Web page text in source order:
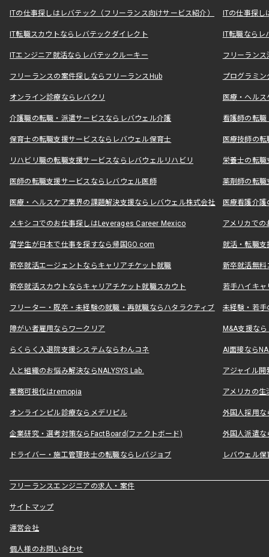
ITの仕事探しはレバテック（フリーランス向けサービス紹介） ITの仕事探
IT転職スカウトならレバテックダイレクト IT転職なら
ITエンジニア就活ならレバテックルーキー フリーラン
フリーランスの案件探しならフリーランスHub プログラミ
オンライン診療ならレバクリ 医療・ヘル
介護職の転職・派遣サービスならレバウェル介護 看護師の転
保育士の転職支援サービスならレバウェル保育士 医療技師の
リハビリ職の転職支援サービスならレバウェルリハビリ 栄養士の転
医師の転職支援サービスならレバウェル医師 薬剤師の転
医療・ヘルスケア業界の課題解決支援ならレバウェル株式会社 医療看護介
メキシコでのお仕事探しはLeverages Career Mexico アメリカで
留学生が日本で仕事を探すなら帰国GO.com 就活・転職
新卒就活エージェントならキャリアチケット就職 新卒就活無料
新卒就活スカウトならキャリアチケット就職スカウト 若手ハイキ
フリーター・既卒・未経験の就職・再就職ならハタラクティブ 未経験・若手
障がい者雇用ならワークリア M&A支援な
らくらく入退院支援システムならわんコネ AI面接なら
人と組織のお悩み解決ならNALYSYS Lab. アジャイル
業務可視化はremopia アメリカの
オンラインピル診療ならメデリピル 外国人採用
企業研究・選考対策ならFactBoard(ファクトボード) 外国人派遣な
ドライバー・施工管理技士の転職ならレバジョブ レバウェル
フリーランスエンジニアの求人・案件
サイトマップ
運営会社
個人様のお問い合わせ